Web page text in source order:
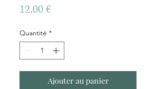
12,00 €
Quantité *
Ajouter au panier